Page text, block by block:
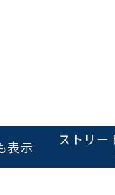
表示
ストリー